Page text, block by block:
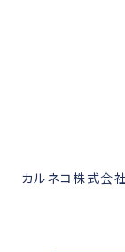
カルネコ株式会